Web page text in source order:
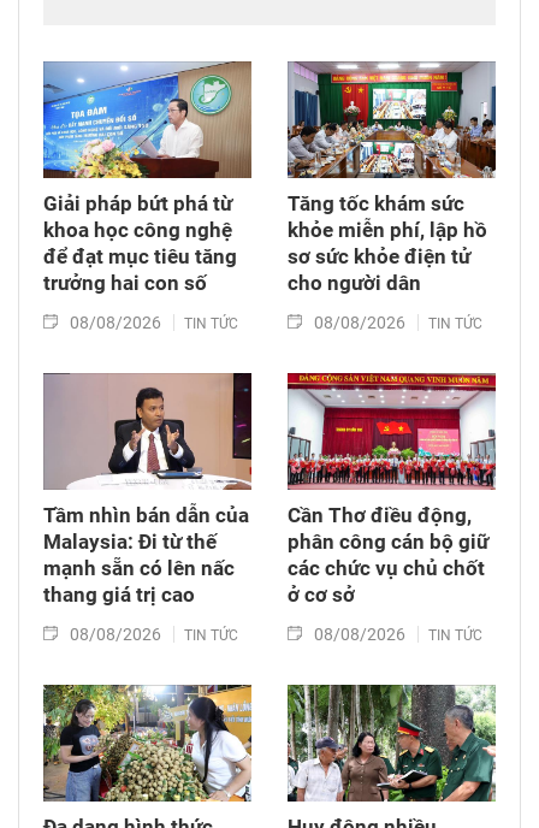
sầu riêng trên địa bàn tỉnh. Đây được xem là
bước đi chiến lược nhằm tích hợp đồng bộ
công nghệ số vào chuỗi giá trị nông nghiệp và
phát triển nông thôn địa phương.
Giải pháp bứt phá từ
khoa học công nghệ
để đạt mục tiêu tăng
trưởng hai con số
08/08/2026 TIN TỨC
Tăng tốc khám sức
khỏe miễn phí, lập hồ
sơ sức khỏe điện tử
cho người dân
08/08/2026 TIN TỨC
Tầm nhìn bán dẫn của
Malaysia: Đi từ thế
mạnh sẵn có lên nấc
thang giá trị cao
08/08/2026 TIN TỨC
Cần Thơ điều động,
phân công cán bộ giữ
các chức vụ chủ chốt
ở cơ sở
08/08/2026 TIN TỨC